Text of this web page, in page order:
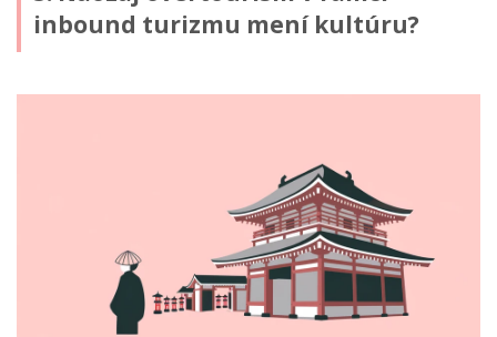
inbound turizmu mení kultúru?